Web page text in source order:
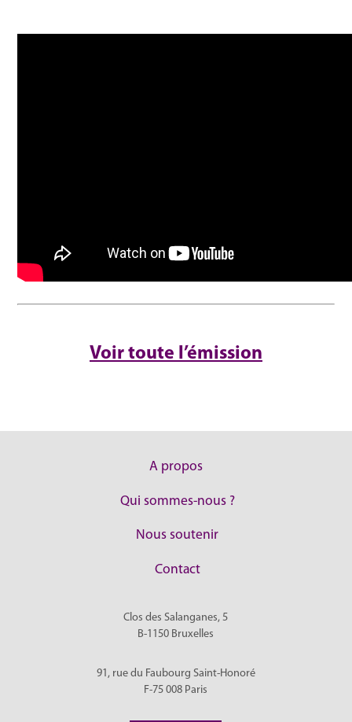
Voir toute l’émission
A propos
Qui sommes-nous ?
Nous soutenir
Contact
Clos des Salanganes, 5
B-1150 Bruxelles
91, rue du Faubourg Saint-Honoré
F-75 008 Paris